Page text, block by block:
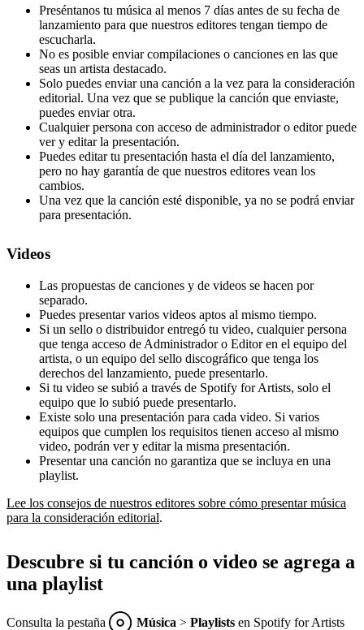
Preséntanos tu música al menos 7 días antes de su fecha de
lanzamiento para que nuestros editores tengan tiempo de
escucharla.
No es posible enviar compilaciones o canciones en las que
seas un artista destacado.
Solo puedes enviar una canción a la vez para la consideración
editorial. Una vez que se publique la canción que enviaste,
puedes enviar otra.
Cualquier persona con acceso de administrador o editor puede
ver y editar la presentación.
Puedes editar tu presentación hasta el día del lanzamiento,
pero no hay garantía de que nuestros editores vean los
cambios.
Una vez que la canción esté disponible, ya no se podrá enviar
para presentación.
Videos
Las propuestas de canciones y de videos se hacen por
separado.
Puedes presentar varios videos aptos al mismo tiempo.
Si un sello o distribuidor entregó tu video, cualquier persona
que tenga acceso de Administrador o Editor en el equipo del
artista, o un equipo del sello discográfico que tenga los
derechos del lanzamiento, puede presentarlo.
Si tu video se subió a través de Spotify for Artists, solo el
equipo que lo subió puede presentarlo.
Existe solo una presentación para cada video. Si varios
equipos que cumplen los requisitos tienen acceso al mismo
video, podrán ver y editar la misma presentación.
Presentar una canción no garantiza que se incluya en una
playlist.
Lee los consejos de nuestros editores sobre cómo presentar música
para la consideración editorial.
Descubre si tu canción o video se agrega a
una playlist
Consulta la pestaña Música > Playlists en Spotify for Artists